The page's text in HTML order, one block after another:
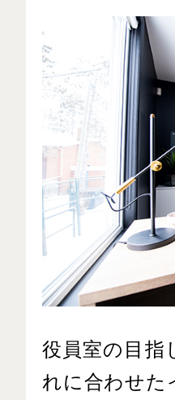
役員室の目指
れに合わせた